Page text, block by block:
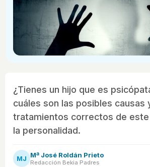
¿Tienes un hijo que es
cuáles son las posibles causas
tratamientos correctos de
la personalidad.
MJ Mª José Roldán Prieto
Redacción Bekia Padres